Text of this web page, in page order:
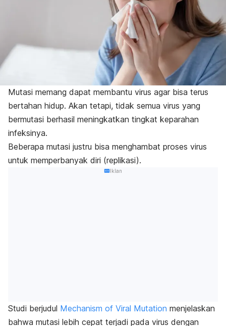
Mutasi memang dapat membantu virus agar bisa terus
bertahan hidup. Akan tetapi, tidak semua virus yang
bermutasi berhasil meningkatkan tingkat keparahan
infeksinya.
Beberapa mutasi justru bisa menghambat proses virus
untuk memperbanyak diri (replikasi).
Iklan
Studi berjudul Mechanism of Viral Mutation menjelaskan
bahwa mutasi lebih cepat terjadi pada virus dengan